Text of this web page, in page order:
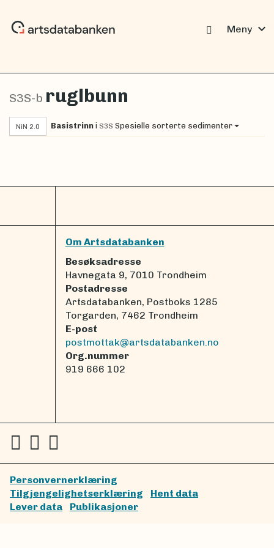
Meny expand_more
S3S-b ruglbunn
NiN 2.0 Basistrinn i S3S Spesielle sorterte sedimenter
Om Artsdatabanken
Besøksadresse
Havnegata 9, 7010 Trondheim
Postadresse
Artsdatabanken, Postboks 1285
Torgarden, 7462 Trondheim
E-post
postmottak@artsdatabanken.no
Org.nummer
919 666 102
Personvernerklæring
Tilgjengelighetserklæring
Hent data
Lever data
Publikasjoner